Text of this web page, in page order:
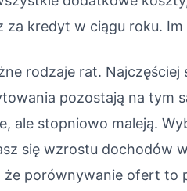
za kredyt w ciągu roku.
rodzaje rat.
pozostają na tym
ale stopniowo maleją.
się wzrostu dochodów
że porównywanie ofert